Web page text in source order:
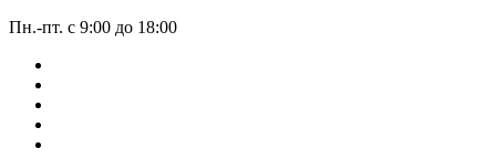
Пн.-пт. с 9:00 до 18:00